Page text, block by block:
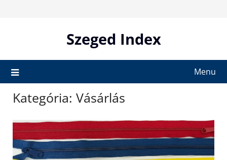
Szeged Index
Menu
Kategória: Vásárlás